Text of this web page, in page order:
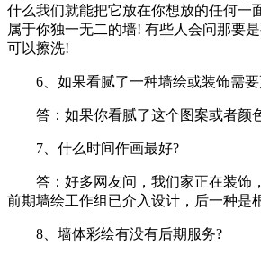
什么我们就能把它放在你想放的任何一
属于你独一无二的墙! 有些人会问那要
可以擦洗!
6、如果看腻了一种墙绘或装饰需要
答：如果你看腻了这个图案或者颜色
7、什么时间作画最好?
答：好多网友问，我们家正在装饰，
前期墙绘工作组已介入设计，后一种是
8、墙体彩绘有没有后期服务?